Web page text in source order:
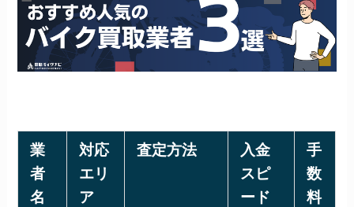
業
者
名
対応
エリ
ア
査定方法
入金
スピ
ード
手
数
料